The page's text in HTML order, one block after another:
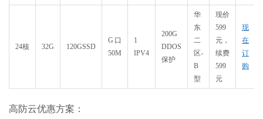
24核 32G 120GSSD
G口
50M
1
IPV4
200G
DDOS
保护
华
东
二
区-
B
型
现价
599
元，
续费
599
元
现
在
订
购
高防云优惠方案：